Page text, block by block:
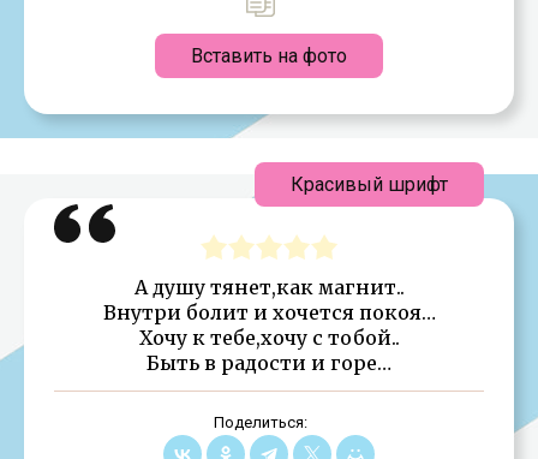
Вставить на фото
А душу тянет,как магнит..
Внутри болит и хочется покоя…
Хочу к тебе,хочу с тобой..
Быть в радости и горе…
Поделиться:
Красивый шрифт